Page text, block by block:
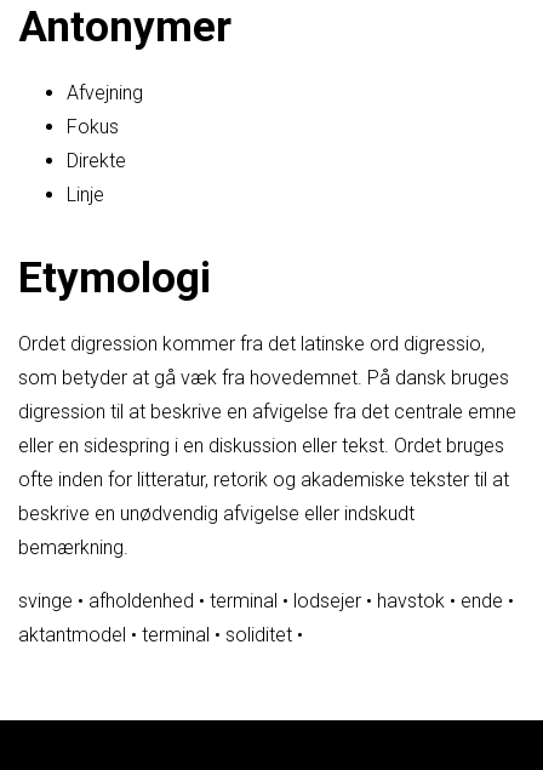
Antonymer
Afvejning
Fokus
Direkte
Linje
Etymologi
Ordet digression kommer fra det latinske ord digressio,
som betyder at gå væk fra hovedemnet. På dansk bruges
digression til at beskrive en afvigelse fra det centrale emne
eller en sidespring i en diskussion eller tekst. Ordet bruges
ofte inden for litteratur, retorik og akademiske tekster til at
beskrive en unødvendig afvigelse eller indskudt
bemærkning.
svinge • afholdenhed • terminal • lodsejer • havstok • ende •
aktantmodel • terminal • soliditet •